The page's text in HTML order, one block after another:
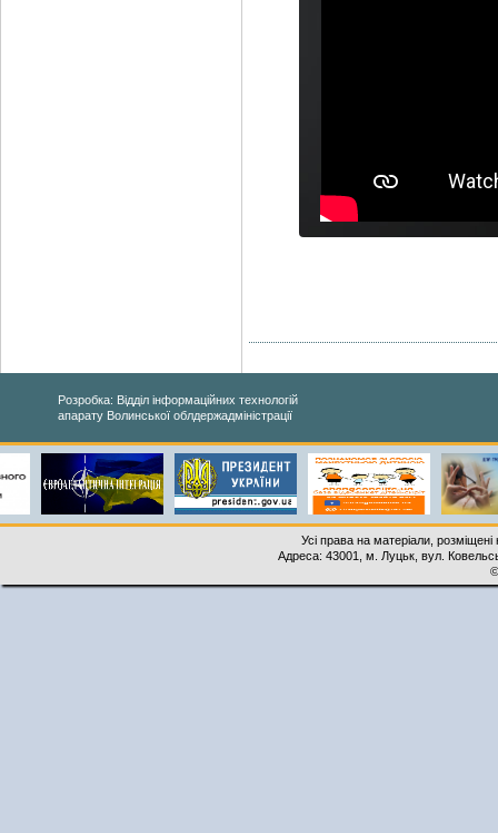
Розробка: Відділ інформаційних технологій
апарату Волинської облдержадміністрації
Усі права на матеріали,
Адреса: 43001, м. Луцьк, вул.